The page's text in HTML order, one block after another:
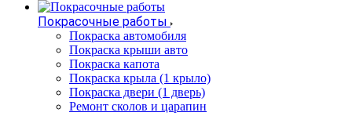
Покрасочные работы
Покраска автомобиля
Покраска крыши авто
Покраска капота
Покраска крыла (1 крыло)
Покраска двери (1 дверь)
Ремонт сколов и царапин